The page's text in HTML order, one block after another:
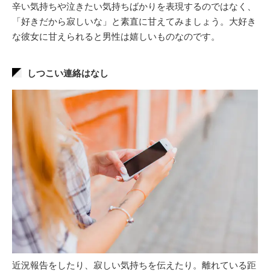
辛い気持ちや泣きたい気持ちばかりを表現するのではなく、
「好きだから寂しいな」と素直に甘えてみましょう。大好き
な彼女に甘えられると男性は嬉しいものなのです。
しつこい連絡はなし
近況報告をしたり、寂しい気持ちを伝えたり。離れている距